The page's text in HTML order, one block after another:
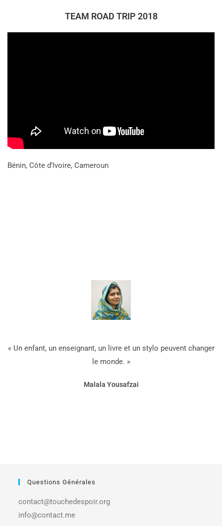
TEAM ROAD TRIP 2018
Bénin, Côte d’Ivoire, Cameroun
« Un enfant, un enseignant, un livre et un stylo peuvent changer
le monde. »
Malala Yousafzai
Questions Générales
contact@touchedespoir.org
info@contact.me